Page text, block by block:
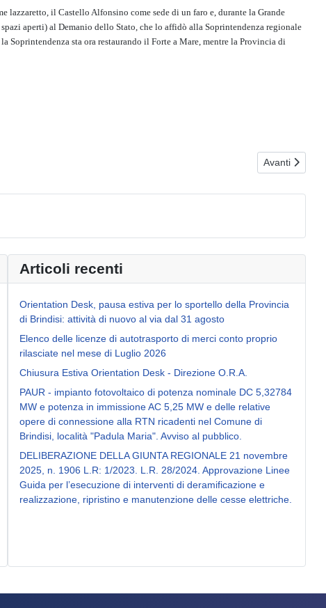
il Castello Alfonsino come sede di un faro e, durante la Grande
aperti) al Demanio dello Stato, che lo affidò alla Soprintendenza regionale
sta ora restaurando il Forte a Mare, mentre la Provincia di
Articolo
Avanti
Articoli recenti
Orientation Desk, pausa estiva per lo sportello della Provincia
di Brindisi: attività di nuovo al via dal 31 agosto
Elenco delle licenze di autotrasporto di merci conto proprio
rilasciate nel mese di Luglio 2026
Chiusura Estiva Orientation Desk - Direzione O.R.A.
PAUR - impianto fotovoltaico di potenza nominale DC 5,32784
MW e potenza in immissione AC 5,25 MW e delle relative
opere di connessione alla RTN ricadenti nel Comune di
Brindisi, località "Padula Maria". Avviso al pubblico.
DELIBERAZIONE DELLA GIUNTA REGIONALE 21 novembre
2025, n. 1906 L.R: 1/2023. L.R. 28/2024. Approvazione Linee
Guida per l’esecuzione di interventi di deramificazione e
realizzazione, ripristino e manutenzione delle cesse elettriche.